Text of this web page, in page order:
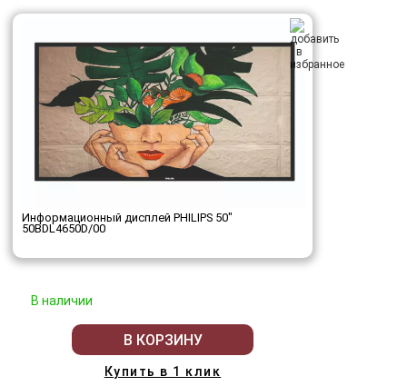
Информационный дисплей PHILIPS 50"
50BDL4650D/00
В наличии
В КОРЗИНУ
Купить в 1 клик